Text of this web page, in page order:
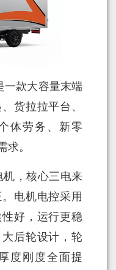
一款大容量末端
货拉拉平台、
体劳务、新零
求。
机，核心三电来
电机电控采用
好，运行更稳
后轮设计，轮
度刚度全面提